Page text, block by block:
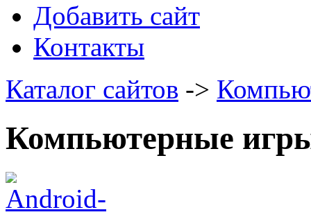
Добавить сайт
Контакты
Каталог сайтов ->
Компьютерные